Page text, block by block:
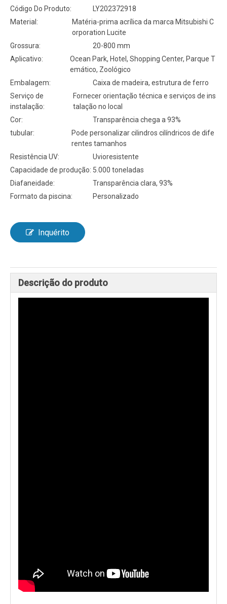
Código Do Produto:
LY202372918
Material:
Matéria-prima acrílica da marca Mitsubishi C
orporation Lucite
Grossura:
20-800 mm
Aplicativo:
Ocean Park, Hotel, Shopping Center, Parque T
emático, Zoológico
Embalagem:
Caixa de madeira, estrutura de ferro
Serviço de
instalação:
Fornecer orientação técnica e serviços de ins
talação no local
Cor:
Transparência chega a 93%
tubular:
Pode personalizar cilindros cilíndricos de dife
rentes tamanhos
Resistência UV:
Uvioresistente
Capacidade de produção: 5.000 toneladas
Diafaneidade:
Transparência clara, 93%
Formato da piscina:
Personalizado
Inquérito
Descrição do produto